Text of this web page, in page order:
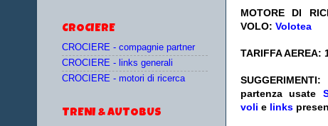
MOTORE DI
VOLO: Volotea
TARIFFA AEREA:
SUGGERIMENTI:
partenza usate
voli e links
CROCIERE
CROCIERE - compagnie partner
CROCIERE - links generali
CROCIERE - motori di ricerca
TRENI & AUTOBUS